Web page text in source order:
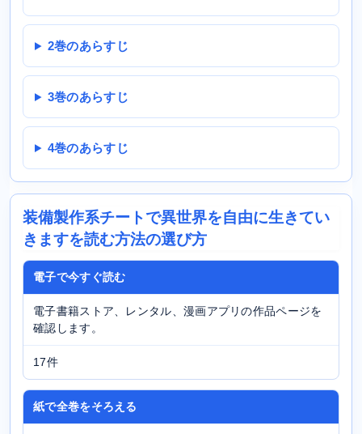
2巻のあらすじ
3巻のあらすじ
4巻のあらすじ
装備製作系チートで異世界を自由に生きてい
きますを読む方法の選び方
電子で今すぐ読む
電子書籍ストア、レンタル、漫画アプリの作品ページを
確認します。
17件
紙で全巻をそろえる